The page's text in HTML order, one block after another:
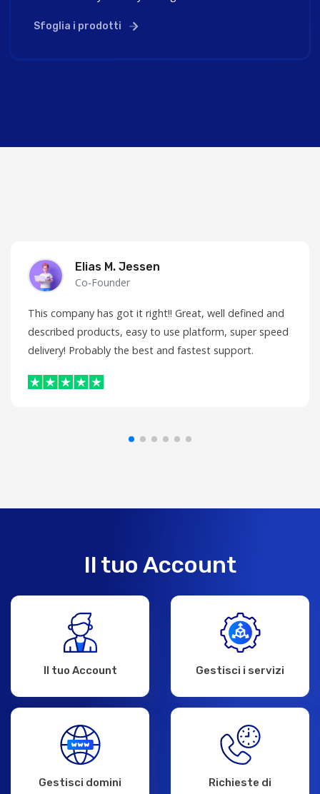
Sfoglia i prodotti
Elias M. Jessen
Co-Founder
This company has got it right!! Great, well defined and
described products, easy to use platform, super speed
delivery! Probably the best and fastest support.
Il tuo Account
Il tuo Account Gestisci i servizi
Gestisci domini
Richieste di